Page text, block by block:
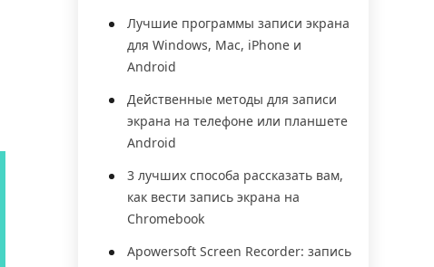
Лучшие программы записи экрана
для Windows, Mac, iPhone и
Android
Действенные методы для записи
экрана на телефоне или планшете
Android
3 лучших способа рассказать вам,
как вести запись экрана на
Chromebook
Apowersoft Screen Recorder: запись